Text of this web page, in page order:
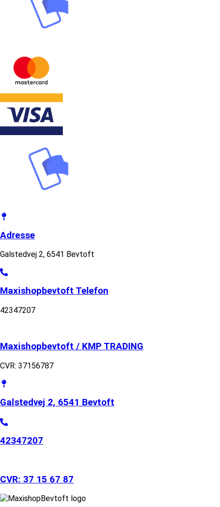
Adresse
Galstedvej 2, 6541 Bevtoft
Maxishopbevtoft Telefon
42347207
Maxishopbevtoft / KMP TRADING
CVR: 37156787
Galstedvej 2, 6541 Bevtoft
42347207
CVR: 37 15 67 87